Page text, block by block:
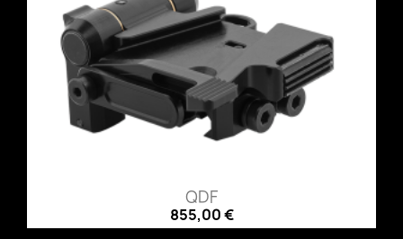
QDF
855,00 €